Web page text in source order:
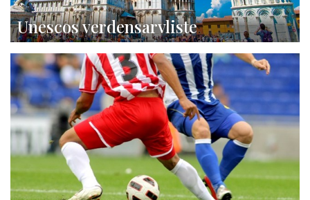
Unescos verdensarvliste